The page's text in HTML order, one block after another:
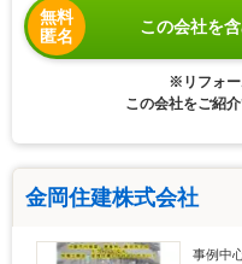
無料
匿名
この会社を
※リフォー
この会社をご紹
金岡住建株式会社
事例中